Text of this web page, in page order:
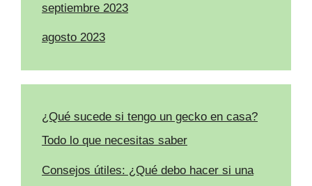
septiembre 2023
agosto 2023
¿Qué sucede si tengo un gecko en casa?
Todo lo que necesitas saber
Consejos útiles: ¿Qué debo hacer si una